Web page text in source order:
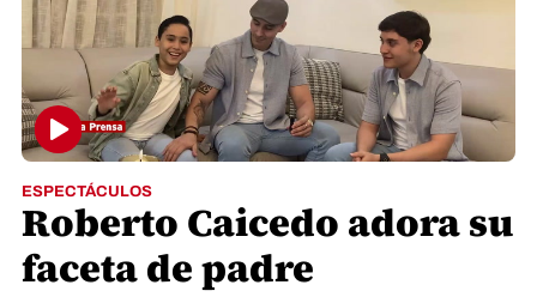
ESPECTÁCULOS
Roberto Caicedo adora su
faceta de padre